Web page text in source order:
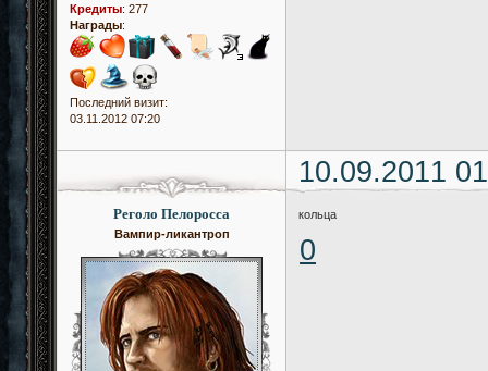
Кредиты: 277
Награды:
Последний визит:
03.11.2012 07:20
10.09.2011
Реголо Пелоросса
Вампир-ликантроп
кольца
0